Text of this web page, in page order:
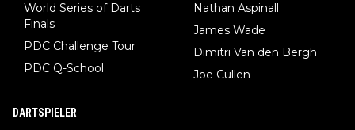
World Series of Darts
Finals
PDC Challenge Tour
PDC Q-School
Nathan Aspinall
James Wade
Dimitri Van den Bergh
Joe Cullen
DARTSPIELER